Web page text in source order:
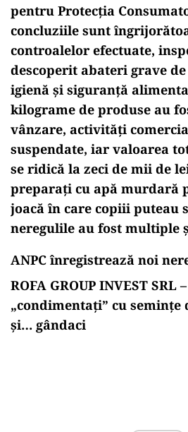
pentru Protecția
concluziile sunt
controalelor efectuate,
descoperit abateri grave
igienă și siguranță
kilograme de produse au
vânzare, activități
suspendate, iar valoarea
se ridică la zeci de mii de
preparați cu apă murdară
joacă în care copiii puteau
neregulile au fost multiple
ANPC înregistrează noi
ROFA GROUP INVEST SRL
„condimentați” cu
și… gândaci